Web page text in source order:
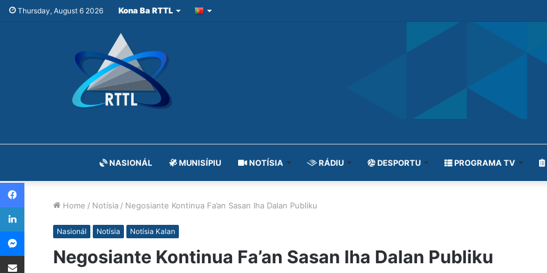
Thursday, August 6 2026 Kona Ba RTTL
NASIONÁL MUNISÍPIU NOTÍSIA RÁDIU DESPORTU PROGRAMA TV
Home / Notísia / Negosiante Kontinua Fa’an Sasan Iha Dalan Publiku
Nasionál Notísia Notísia Kalan
Negosiante Kontinua Fa’an Sasan Iha Dalan Publiku
Facebook
LinkedIn
Messenger